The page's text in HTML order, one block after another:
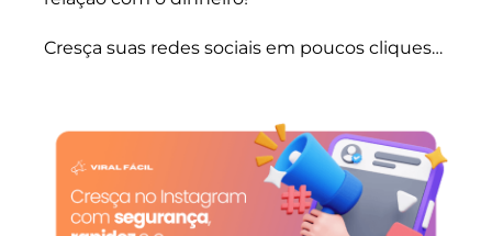
Cresça suas redes sociais em poucos cliques…